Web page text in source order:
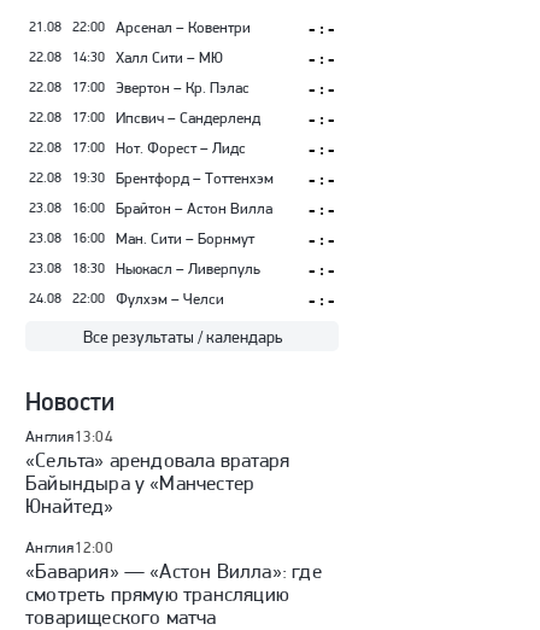
21.08 22:00 Арсенал – Ковентри - : -
22.08 14:30 Халл Сити – МЮ - : -
22.08 17:00 Эвертон – Кр. Пэлас - : -
22.08 17:00 Ипсвич – Сандерленд - : -
22.08 17:00 Нот. Форест – Лидс - : -
22.08 19:30 Брентфорд – Тоттенхэм - : -
23.08 16:00 Брайтон – Астон Вилла - : -
23.08 16:00 Ман. Сити – Борнмут - : -
23.08 18:30 Ньюкасл – Ливерпуль - : -
24.08 22:00 Фулхэм – Челси
- : -
Все результаты / календарь
Новости
Англия13:04
«Сельта» арендовала вратаря
Байындыра у «Манчестер
Юнайтед»
Англия12:00
«Бавария» — «Астон Вилла»: где
смотреть прямую трансляцию
товарищеского матча